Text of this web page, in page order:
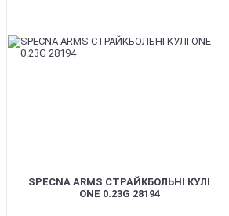
SPECNA ARMS СТРАЙКБОЛЬНІ КУЛІ
ONE 0.23G 28194